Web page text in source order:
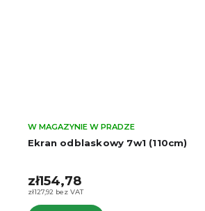
Ekran odblaskowy 7w1 (110cm)
W MAGAZYNIE W PRADZE
zł127,92 bez VAT
zł154,78